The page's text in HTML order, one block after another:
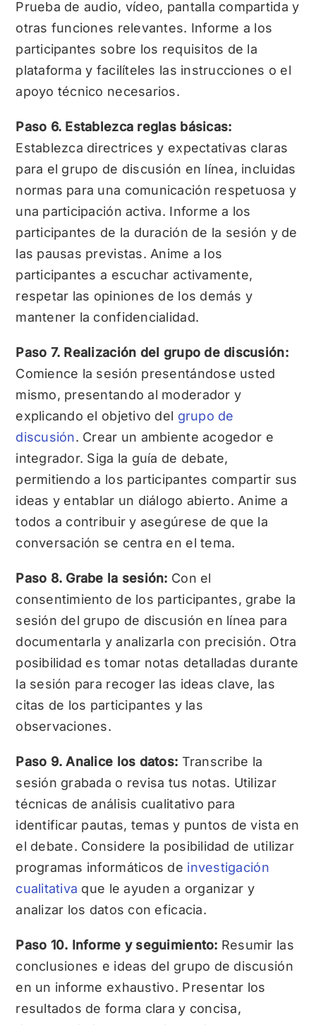
Prueba de audio, vídeo, pantalla compartida y
otras funciones relevantes. Informe a los
participantes sobre los requisitos de la
plataforma y facilíteles las instrucciones o el
apoyo técnico necesarios.
Paso 6. Establezca reglas básicas:
Establezca directrices y expectativas claras
para el grupo de discusión en línea, incluidas
normas para una comunicación respetuosa y
una participación activa. Informe a los
participantes de la duración de la sesión y de
las pausas previstas. Anime a los
participantes a escuchar activamente,
respetar las opiniones de los demás y
mantener la confidencialidad.
Paso 7. Realización del grupo de discusión:
Comience la sesión presentándose usted
mismo, presentando al moderador y
explicando el objetivo del grupo de
discusión. Crear un ambiente acogedor e
integrador. Siga la guía de debate,
permitiendo a los participantes compartir sus
ideas y entablar un diálogo abierto. Anime a
todos a contribuir y asegúrese de que la
conversación se centra en el tema.
Paso 8. Grabe la sesión: Con el
consentimiento de los participantes, grabe la
sesión del grupo de discusión en línea para
documentarla y analizarla con precisión. Otra
posibilidad es tomar notas detalladas durante
la sesión para recoger las ideas clave, las
citas de los participantes y las
observaciones.
Paso 9. Analice los datos: Transcribe la
sesión grabada o revisa tus notas. Utilizar
técnicas de análisis cualitativo para
identificar pautas, temas y puntos de vista en
el debate. Considere la posibilidad de utilizar
programas informáticos de investigación
cualitativa que le ayuden a organizar y
analizar los datos con eficacia.
Paso 10. Informe y seguimiento: Resumir las
conclusiones e ideas del grupo de discusión
en un informe exhaustivo. Presentar los
resultados de forma clara y concisa,